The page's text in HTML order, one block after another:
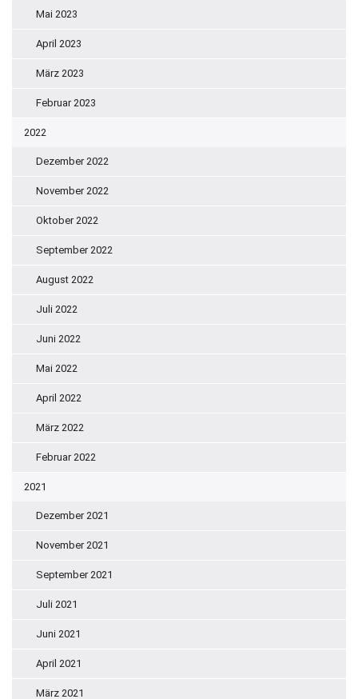
Mai 2023
April 2023
März 2023
Februar 2023
2022
Dezember 2022
November 2022
Oktober 2022
September 2022
August 2022
Juli 2022
Juni 2022
Mai 2022
April 2022
März 2022
Februar 2022
2021
Dezember 2021
November 2021
September 2021
Juli 2021
Juni 2021
April 2021
März 2021